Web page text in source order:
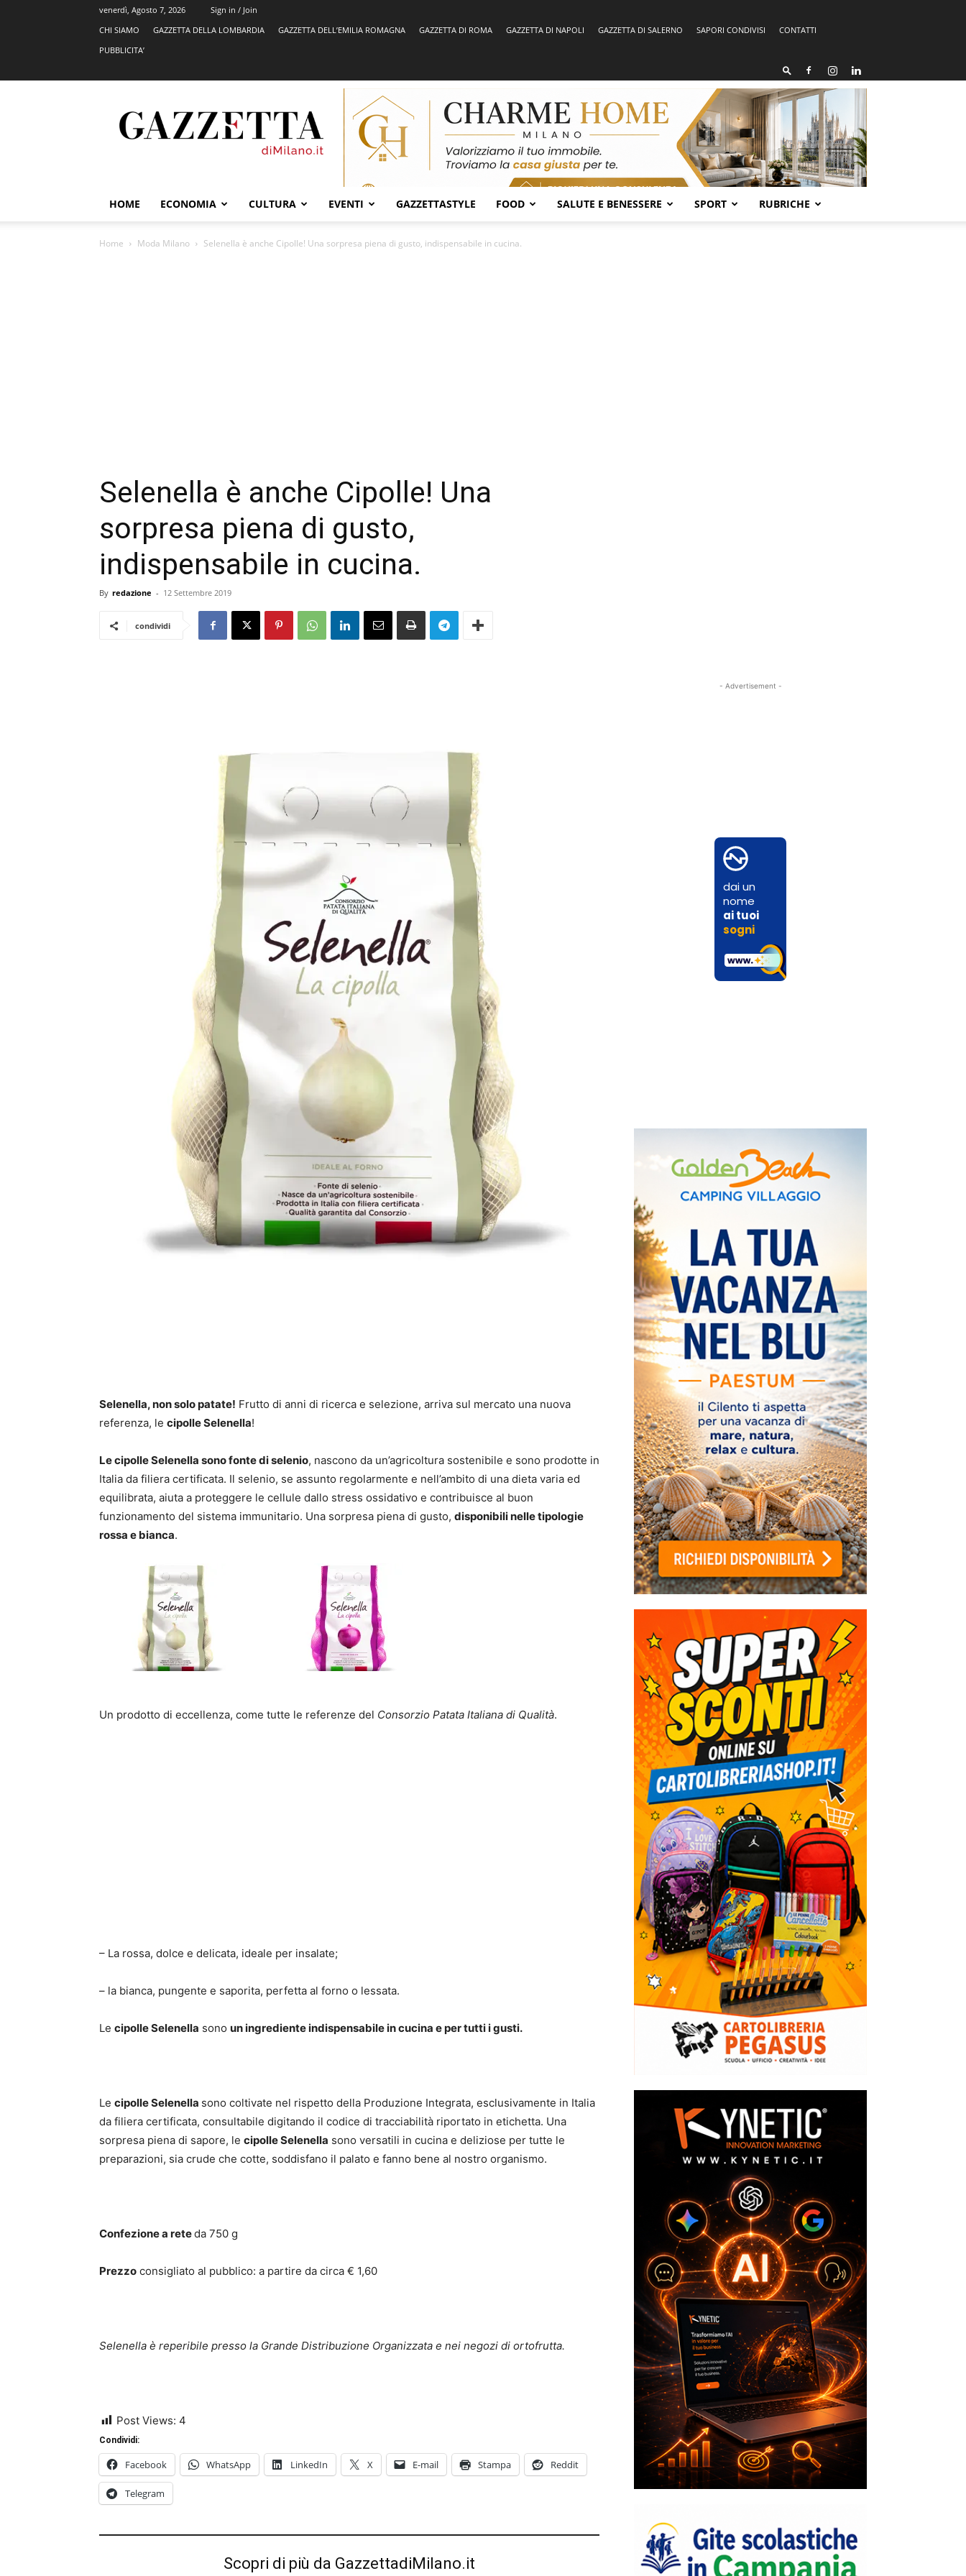
venerdì, Agosto 7, 2026
Sign in / Join
CHI SIAMO
GAZZETTA DELLA LOMBARDIA GAZZETTA DELL’EMILIA ROMAGNA GAZZETTA DI ROMA GAZZETTA DI NAPOLI GAZZETTA DI SALERNO SAPORI CONDIVISI
CONTATTI
PUBBLICITA’
HOME ECONOMIA CULTURA EVENTI GAZZETTASTYLE FOOD SALUTE E BENESSERE SPORT RUBRICHE
Home Moda Milano Selenella è anche Cipolle! Una sorpresa piena di gusto, indispensabile in cucina.
Selenella è anche Cipolle! Una
sorpresa piena di gusto,
indispensabile in cucina.
By redazione - 12 Settembre 2019
condividi
Selenella, non solo patate! Frutto di anni di ricerca e selezione, arriva sul mercato una nuova
referenza, le cipolle Selenella!
Le cipolle Selenella sono fonte diselenio, nascono da un’agricoltura sostenibile e sono prodotte in
Italia da filiera certificata. Il selenio, se assunto regolarmente e nell’ambito di una dieta varia ed
equilibrata, aiuta a proteggere le cellule dallo stress ossidativo e contribuisce al buon
funzionamento del sistema immunitario. Una sorpresa piena di gusto, disponibili nelle tipologie
rossa e bianca.
Un prodotto di eccellenza, come tutte le referenze del Consorzio Patata Italiana di Qualità.
– La rossa, dolce e delicata, ideale per insalate;
– la bianca, pungente e saporita, perfetta al forno o lessata.
Le cipolle Selenella sono un ingrediente indispensabile in cucina e per tutti i gusti.
Le cipolle Selenella sono coltivate nel rispetto della Produzione Integrata, esclusivamente in Italia
da filiera certificata, consultabile digitando il codice di tracciabilità riportato in etichetta. Una
sorpresa piena di sapore, le cipolle Selenella sono versatili in cucina e deliziose per tutte le
preparazioni, sia crude che cotte, soddisfano il palato e fanno bene al nostro organismo.
Confezione a reteda 750 g
Prezzo consigliato al pubblico: a partire da circa € 1,60
Selenella è reperibile presso la Grande Distribuzione Organizzata e nei negozi di ortofrutta.
Post Views: 4
Condividi:
Facebook WhatsApp LinkedIn X E-mail Stampa Reddit
Telegram
Scopri di più da GazzettadiMilano.it
- Advertisement -